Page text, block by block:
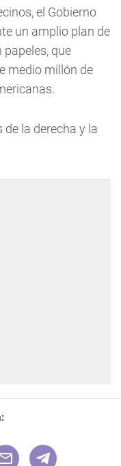
el Gobierno
un amplio plan de
que
medio millón de
la derecha y la